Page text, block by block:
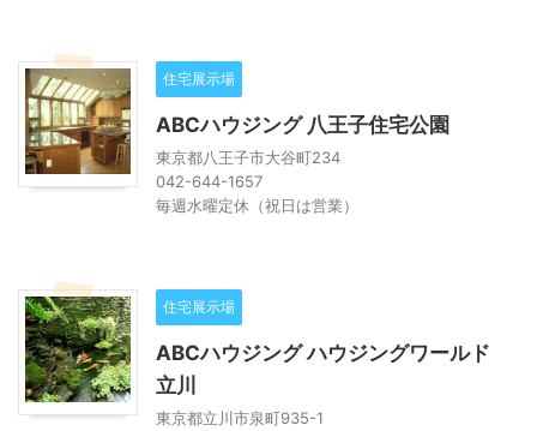
住宅展示場
ABCハウジング 八王子住宅公園
東京都八王子市大谷町234
042-644-1657
毎週水曜定休（祝日は営業）
住宅展示場
ABCハウジング ハウジングワールド
立川
東京都立川市泉町935-1